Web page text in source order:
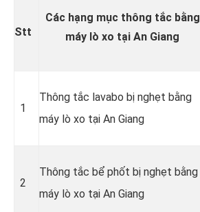
Stt
Các hạng mục thông tắc bằng
máy lò xo tại An Giang
1
Thông tắc lavabo bị nghẹt bằng
máy lò xo tại An Giang
2
Thông tắc bể phốt bị nghẹt bằng
máy lò xo tại An Giang